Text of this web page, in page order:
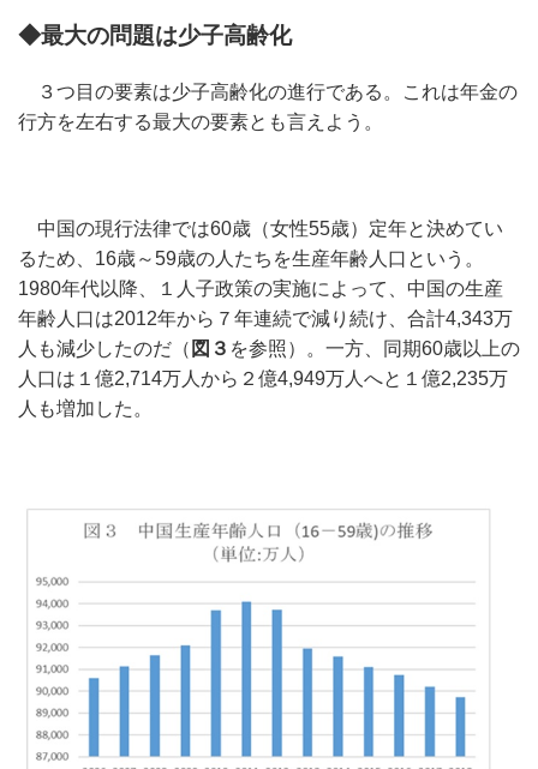
◆最大の問題は少子高齢化
３つ目の要素は少子高齢化の進行である。これは年金の
行方を左右する最大の要素とも言えよう。
中国の現行法律では60歳（女性55歳）定年と決めてい
るため、16歳～59歳の人たちを生産年齢人口という。
1980年代以降、１人子政策の実施によって、中国の生産
年齢人口は2012年から７年連続で減り続け、合計4,343万
人も減少したのだ（ 図３ を参照）。一方、同期60歳以上の
人口は１億2,714万人から２億4,949万人へと１億2,235万
人も増加した。